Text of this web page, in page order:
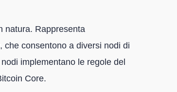
natura. Rappresenta
consentono a diversi nodi di
implementano le regole del
Core.